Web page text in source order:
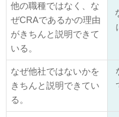
他の職種ではなく、な
ぜCRAであるかの理由
がきちんと説明できて
いる。
なぜ他社ではないかを
きちんと説明できてい
る。